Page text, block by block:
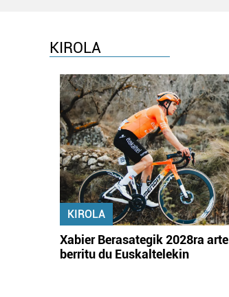
KIROLA
KIROLA
Xabier Berasategik 2028ra arte
berritu du Euskaltelekin